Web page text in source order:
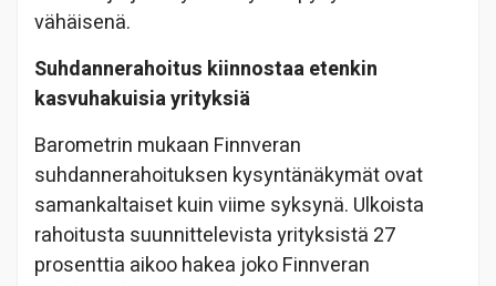
vähäisenä.
Suhdannerahoitus kiinnostaa etenkin
kasvuhakuisia yrityksiä
Barometrin mukaan Finnveran
suhdannerahoituksen kysyntänäkymät ovat
samankaltaiset kuin viime syksynä. Ulkoista
rahoitusta suunnittelevista yrityksistä 27
prosenttia aikoo hakea joko Finnveran